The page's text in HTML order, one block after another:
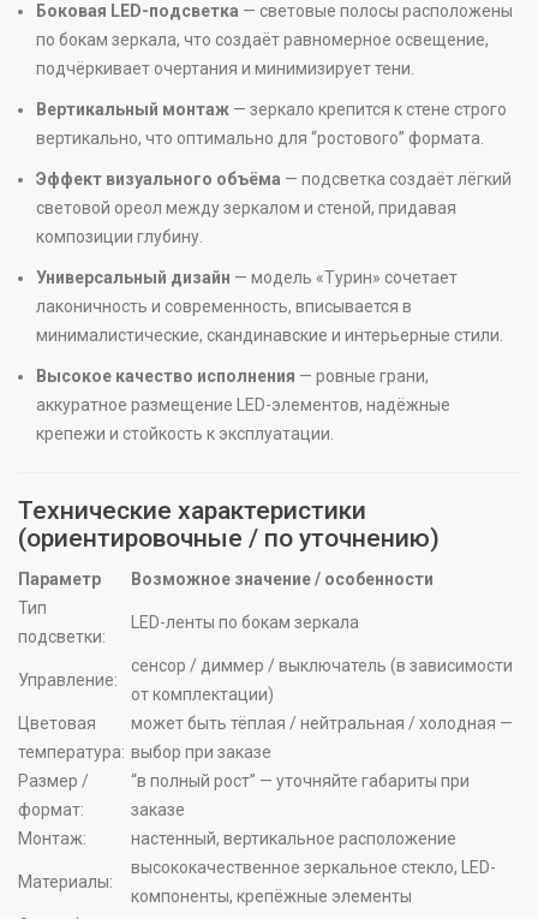
Боковая LED-подсветка — световые полосы расположены
по бокам зеркала, что создаёт равномерное освещение,
подчёркивает очертания и минимизирует тени.
Вертикальный монтаж — зеркало крепится к стене строго
вертикально, что оптимально для “ростового” формата.
Эффект визуального объёма — подсветка создаёт лёгкий
световой ореол между зеркалом и стеной, придавая
композиции глубину.
Универсальный дизайн — модель «Турин» сочетает
лаконичность и современность, вписывается в
минималистические, скандинавские и интерьерные стили.
Высокое качество исполнения — ровные грани,
аккуратное размещение LED-элементов, надёжные
крепежи и стойкость к эксплуатации.
Технические характеристики
(ориентировочные / по уточнению)
Параметр
Возможное значение / особенности
Тип
подсветки:
LED-ленты по бокам зеркала
Управление:
сенсор / диммер / выключатель (в зависимости
от комплектации)
Цветовая
температура:
может быть тёплая / нейтральная / холодная —
выбор при заказе
Размер /
формат:
“в полный рост” — уточняйте габариты при
заказе
Монтаж:
настенный, вертикальное расположение
Материалы:
высококачественное зеркальное стекло, LED-
компоненты, крепёжные элементы